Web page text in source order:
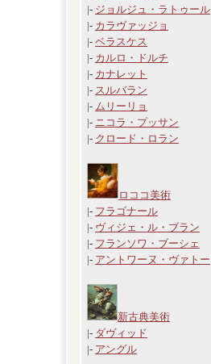
|- ジョルジュ・ラトゥール
|- カラヴァッジョ
|- ベラスケス
|- カルロ・ドルチ
|- カナレット
|- スルバラン
|- ムリーリョ
|- ニコラ・プッサン
|- クロード・ロラン
ロココ美術
|- フラゴナール
|- ヴィジェ・ル・ブラン
|- フランソワ・ブーシェ
|- アントワーヌ・ヴァトー
新古典美術
|- ダヴィッド
|- アングル